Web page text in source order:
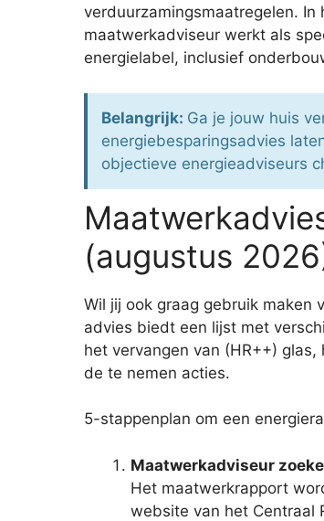
verduurzamingsmaatregelen.
maatwerkadviseur werkt als
energielabel, inclusief
Belangrijk: Ga je jouw huis
energiebesparingsadvies
objectieve energieadviseurs
(augustus
Wil jij ook graag gebruik maken
advies biedt een lijst met
het vervangen van (HR++)
de te nemen acties.
5-stappenplan om een
Maatwerkadviseur
Het maatwerkrapport
website van het Centraal